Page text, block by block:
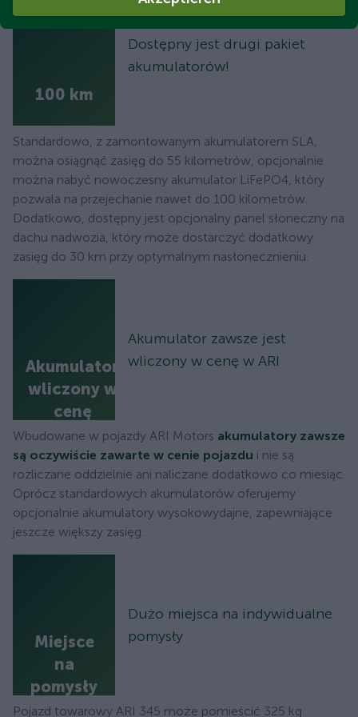
100 km
Dostępny jest drugi pakiet
akumulatorów!
Standardowo, z zamontowanym akumulatorem SLA,
można osiągnąć zasięg do 55 kilometrów, opcjonalnie
można nabyć nowoczesny akumulator LiFePO4, który
pozwala na przejechanie nawet do 100 kilometrów.
Dodatkowo, dostępny jest opcjonalny panel słoneczny na
dachu nadwozia, który może dostarczyć dodatkowy
zasięg do 30 km przy optymalnym nasłonecznieniu.
Akumulator
wliczony w
cenę
Akumulator zawsze jest
wliczony w cenę w ARI
Wbudowane w pojazdy ARI Motors akumulatory zawsze
są oczywiście zawarte w cenie pojazdu i nie są
rozliczane oddzielnie ani naliczane dodatkowo co miesiąc.
Oprócz standardowych akumulatorów oferujemy
opcjonalnie akumulatory wysokowydajne, zapewniające
jeszcze większy zasięg.
Miejsce
na
pomysły
Dużo miejsca na indywidualne
pomysły
Pojazd towarowy ARI 345 może pomieścić 325 kg